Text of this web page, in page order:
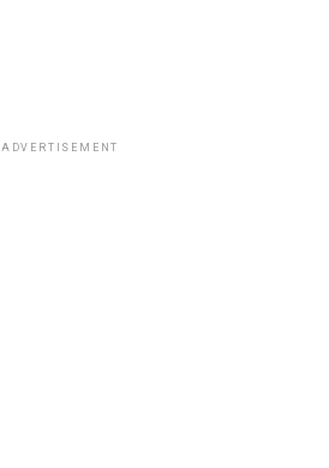
ADVERTISEMENT